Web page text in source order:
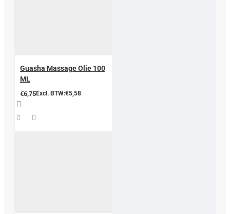
Guasha Massage Olie 100
ML
€6,75Excl. BTW:€5,58